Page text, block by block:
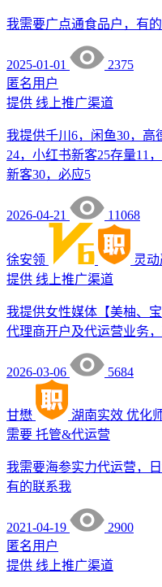
我需要广点通食品户，有
2025-01-01
2375
匿名用户
提供 线上推广渠道
我提供千川6，闲鱼30，高
24，小红书新客25存量11
新客30，必应5
2026-04-21 11068
徐安领 灵
提供 线上推广渠道
我提供女性媒体【美柚、
代理商开户及代运营业务
2026-03-06 5684
甘懋 湖南实效 优化
需要 托管&代运营
我需要海参实力代运营，
有的联系我
2021-04-19
2900
匿名用户
提供 线上推广渠道